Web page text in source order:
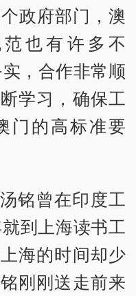
政府部门，澳
也有许多不
，合作非常顺
学习，确保工
门的高标准要
铭曾在印度工
到上海读书工
海的时间却少
刚刚送走前来